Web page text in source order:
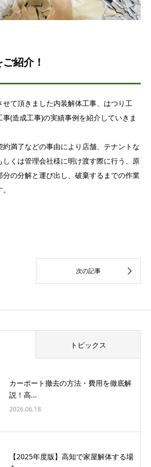
紹介！
せて頂きました内装解体工事、はつり工
(造成工事)の実績事例を紹介していきま
約満了などの事由により店舗、テナントな
しくは管理会社様に明け渡す際に行う、原
の分解と運び出し、破棄するまでの作業
トピックス
カーポート撤去の方法・費用を徹底解
説！高...
2026.06.18
【2025年度版】高知で家屋解体する場